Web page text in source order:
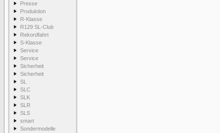
Presse
Produktion
R-Klasse
R129 SL-Club
Rekordfahrt
S-Klasse
Service
Service
Sicherheit
Sicherheit
SL
SLC
SLK
SLR
SLS
smart
Sondermodelle